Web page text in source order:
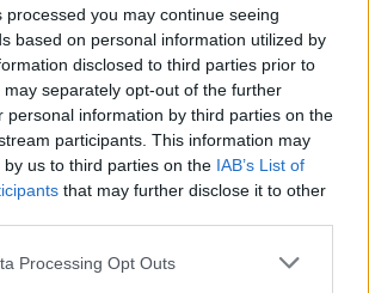
processed you may continue seeing
based on personal information utilized by
disclosed to third parties prior to
separately opt-out of the further
personal information by third parties on the
participants. This information may
us to third parties on the IAB’s List of
that may further disclose it to other
website/app uses one or more Google
Processing Opt Outs